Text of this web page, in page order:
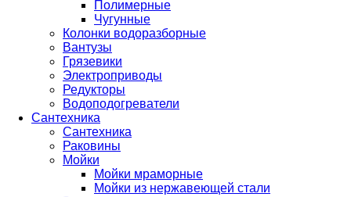
Полимерные
Чугунные
Колонки водоразборные
Вантузы
Грязевики
Электроприводы
Редукторы
Водоподогреватели
Сантехника
Сантехника
Раковины
Мойки
Мойки мраморные
Мойки из нержавеющей стали